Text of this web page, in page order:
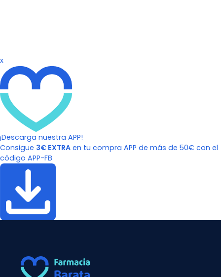
x
¡Descarga nuestra APP!
Consigue 3€ EXTRA en tu compra APP de más de 50€ con el
código APP-FB